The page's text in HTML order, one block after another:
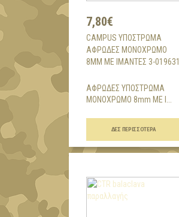
7,80€
CAMPUS ΥΠΌΣΤΡΩΜΑ
ΑΦΡΏΔΕΣ ΜΟΝΌΧΡΩΜΟ
8MM ΜΕ ΙΜΆΝΤΕΣ 3-019631
ΑΦΡΩΔΕΣ ΥΠΟΣΤΡΩΜΑ
ΜΟΝΟΧΡΩΜΟ 8mm ΜΕ Ι...
ΔΕΣ ΠΕΡΙΣΣΌΤΕΡΑ